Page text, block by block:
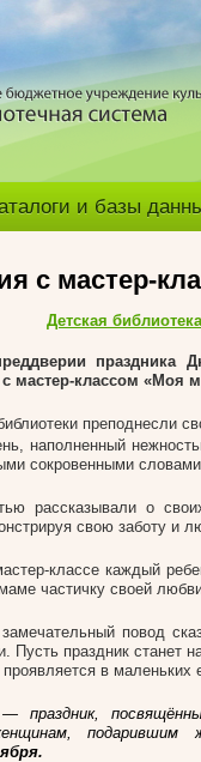
и базы
с мастер-
Детская
праздника
мастер-классом «Моя
преподнесли
наполненный
сокровенными
рассказывали о
свою заботу и
классе каждый
частичку своей
повод
Пусть праздник станет
в маленьких
праздник,
подарившим